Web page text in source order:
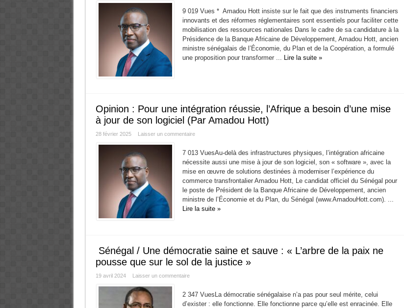
9 019 Vues * Amadou Hott insiste sur le fait que des instruments financiers
innovants et des réformes réglementaires sont essentiels pour faciliter cette
mobilisation des ressources nationales Dans le cadre de sa candidature à la
Présidence de la Banque Africaine de Développement, Amadou Hott, ancien
ministre sénégalais de l’Économie, du Plan et de la Coopération, a formulé
une proposition pour transformer ... Lire la suite »
Opinion : Pour une intégration réussie, l’Afrique a besoin d’une mise
à jour de son logiciel (Par Amadou Hott)
28 février 2025 Laisser un commentaire
7 013 VuesAu-delà des infrastructures physiques, l’intégration africaine
nécessite aussi une mise à jour de son logiciel, son « software », avec la
mise en œuvre de solutions destinées à moderniser l’expérience du
commerce transfrontalier Amadou Hott, Le candidat officiel du Sénégal pour
le poste de Président de la Banque Africaine de Développement, ancien
ministre de l’Économie et du Plan, du Sénégal (www.AmadouHott.com). ...
Lire la suite »
Sénégal / Une démocratie saine et sauve : « L’arbre de la paix ne
pousse que sur le sol de la justice »
19 avril 2024 Laisser un commentaire
2 347 VuesLa démocratie sénégalaise n’a pas pour seul mérite, celui
d’exister : elle fonctionne. Elle fonctionne parce qu’elle est enracinée. Elle